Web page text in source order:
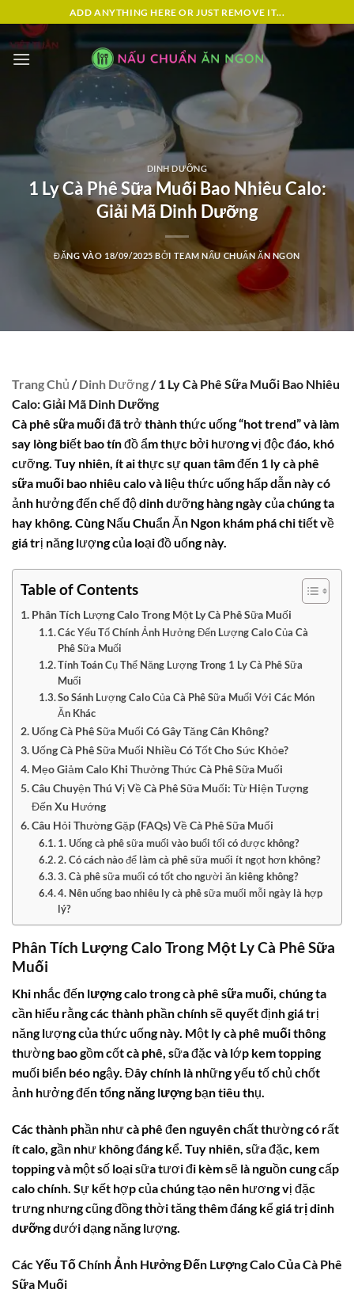
qua
nội
dung
ADD ANYTHING HERE OR JUST REMOVE IT...
DINH DƯỠNG
1 Ly Cà Phê Sữa Muối Bao Nhiêu Calo:
Giải Mã Dinh Dưỡng
ĐĂNG VÀO 18/09/2025 BỞI TEAM NẤU CHUẨN ĂN NGON
Trang Chủ /Dinh Dưỡng/ 1 Ly Cà Phê Sữa Muối Bao Nhiêu
Calo: Giải Mã Dinh Dưỡng
Cà phê sữa muốiđã trở thành thức uống “hot trend” và làm
say lòng biết bao tín đồ ẩm thực bởi hương vị độc đáo, khó
cưỡng. Tuy nhiên, ít ai thực sự quan tâm đến 1 ly cà phê
sữa muối bao nhiêu calovà liệu thức uống hấp dẫn này có
ảnh hưởng đến chế độ dinh dưỡng hàng ngày của chúng ta
hay không. Cùng Nấu Chuẩn Ăn Ngon khám phá chi tiết về
giá trị năng lượng của loại đồ uống này.
Table of Contents
Phân Tích Lượng Calo Trong Một Ly Cà Phê Sữa Muối
Các Yếu Tố Chính Ảnh Hưởng Đến Lượng Calo Của Cà
Phê Sữa Muối
Tính Toán Cụ Thể Năng Lượng Trong 1 Ly Cà Phê Sữa
Muối
So Sánh Lượng Calo Của Cà Phê Sữa Muối Với Các Món
Ăn Khác
Uống Cà Phê Sữa Muối Có Gây Tăng Cân Không?
Uống Cà Phê Sữa Muối Nhiều Có Tốt Cho Sức Khỏe?
Mẹo Giảm Calo Khi Thưởng Thức Cà Phê Sữa Muối
Câu Chuyện Thú Vị Về Cà Phê Sữa Muối: Từ Hiện Tượng
Đến Xu Hướng
Câu Hỏi Thường Gặp (FAQs) Về Cà Phê Sữa Muối
1. Uống cà phê sữa muối vào buổi tối có được không?
2. Có cách nào để làm cà phê sữa muối ít ngọt hơn không?
3. Cà phê sữa muối có tốt cho người ăn kiêng không?
4. Nên uống bao nhiêu ly cà phê sữa muối mỗi ngày là hợp
lý?
Phân Tích Lượng Calo Trong Một Ly Cà Phê Sữa
Muối
Khi nhắc đến lượng calo trong cà phê sữa muối, chúng ta
cần hiểu rằng các thành phần chính sẽ quyết định giá trị
năng lượng của thức uống này. Một lycà phê muốithông
thường bao gồm cốt cà phê, sữa đặc và lớp kem topping
muối biển béo ngậy. Đây chính là những yếu tố chủ chốt
ảnh hưởng đến tổngnăng lượngbạn tiêu thụ.
Các thành phần như cà phê đen nguyên chất thường có rất
ít calo, gần như không đáng kể. Tuy nhiên, sữa đặc, kem
topping và một số loại sữa tươi đi kèm sẽ là nguồn cung cấp
calochính. Sự kết hợp của chúng tạo nên hương vị đặc
trưng nhưng cũng đồng thời tăng thêm đáng kểgiá trị dinh
dưỡngdưới dạng năng lượng.
Các Yếu Tố Chính Ảnh Hưởng Đến Lượng Calo Của Cà Phê
Sữa Muối